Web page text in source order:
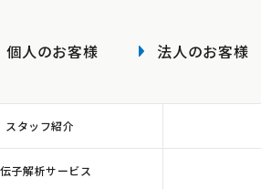
個人のお客様 法人のお客様
スタッフ紹介
子解析サービス